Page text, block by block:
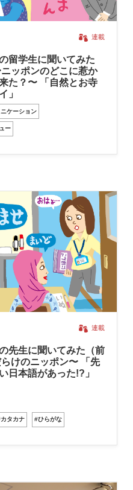
連載
留学生に聞いてみた
ニッポンのどこに惹か
た？〜 「自然とお寺
」
ケーション
ー
連載
先生に聞いてみた（前
けのニッポン〜 「先
日本語があった!?」
タカナ #ひらがな